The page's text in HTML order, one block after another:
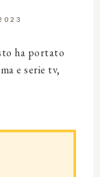
ha portato
e serie tv,